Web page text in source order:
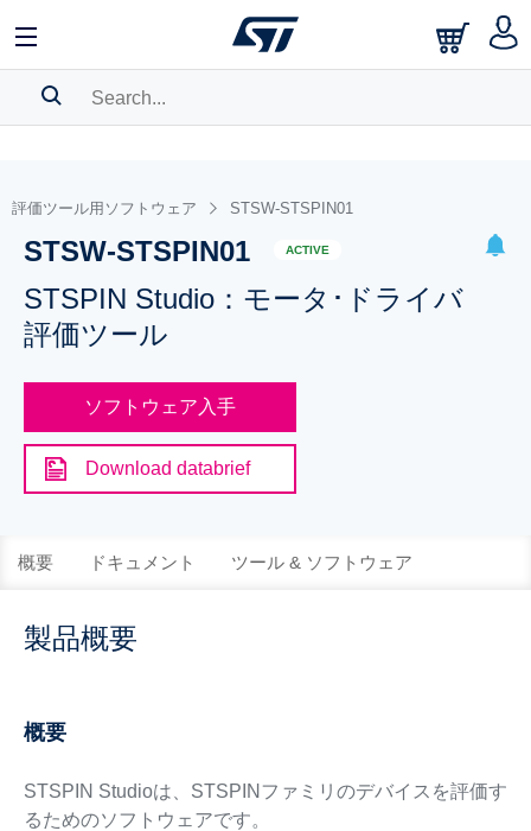
BOOKMARK
Pleaselog into show your saved searches.
評価ツール用ソフトウェア STSW-STSPIN01
STSW-STSPIN01 ACTIVE
STSPIN Studio：モータ･ドライバ
評価ツール
ソフトウェア入手
Download databrief
概要 ドキュメント ツール & ソフトウェア
製品概要
概要
STSPIN Studioは、STSPINファミリのデバイスを評価す
るためのソフトウェアです。